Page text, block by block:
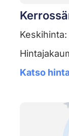
Katso